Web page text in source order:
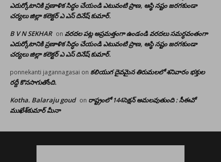
ఎదుర్కోటానికి ప్రణాళిక సిద్ధం చేయండి ఎటువంటి ప్రాణ, ఆస్థి నష్టం జరగకుండా
చర్యలు జిల్లా కలెక్టర్ ఎ ఎస్ దినేష్ కుమార్.
B V N SEKHAR on వరదల పట్ల అప్రమత్తంగా ఉండండి వరదలు సమర్ధవంతంగా
ఎదుర్కోటానికి ప్రణాళిక సిద్ధం చేయండి ఎటువంటి ప్రాణ, ఆస్థి నష్టం జరగకుండా
చర్యలు జిల్లా కలెక్టర్ ఎ ఎస్ దినేష్ కుమార్.
ponnekanti jagannagasai on కలియుగ దైవమైన తిరుమలలో శనివారం భక్తుల
రద్దీ కొనసాగుతోంది.
Kotha. Balaraju goud on రాష్ట్రంలో 144సెక్షన్ అమలవుతుంది : సీఈవో
ముఖేశ్‌కుమార్‌ మీనా